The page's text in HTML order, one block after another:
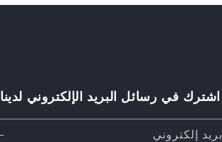
اشترك في رسائل البريد الإلكتروني لدينا
بريد إلكتروني